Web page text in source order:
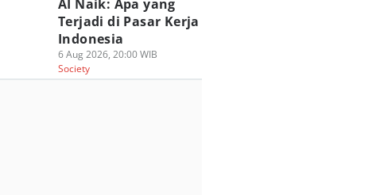
AI Naik: Apa yang
Terjadi di Pasar Kerja
Indonesia
6 Aug 2026, 20:00 WIB
Society